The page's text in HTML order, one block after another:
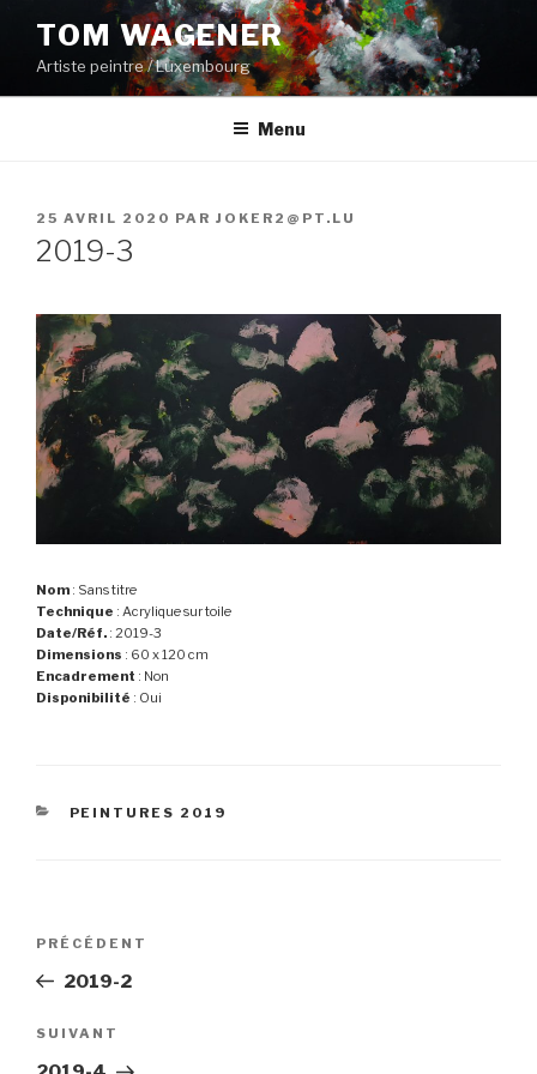
contenu
principal
TOM WAGENER
Artiste peintre / Luxembourg
Menu
PUBLIÉ
LE
25 AVRIL 2020 PAR JOKER2@PT.LU
2019-3
Nom : Sans titre
Technique : Acrylique sur toile
Date/Réf. : 2019-3
Dimensions : 60 x 120 cm
Encadrement : Non
Disponibilité : Oui
CATÉGORIES
PEINTURES 2019
Navigation
l’article
Article
précédent
PRÉCÉDENT
2019-2
Article
suivant
SUIVANT